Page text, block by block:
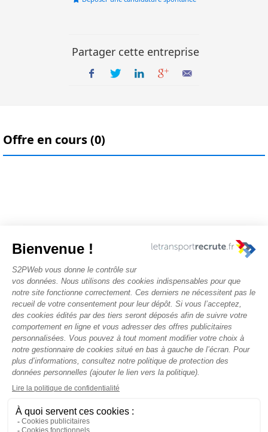
Partager cette entreprise
Offre en cours (0)
Nous contacter
Rechercher des offres
Faîtes-vous chasser ! Déposez votre CV
Actualités et évènements
Conditions générales d'utilisation